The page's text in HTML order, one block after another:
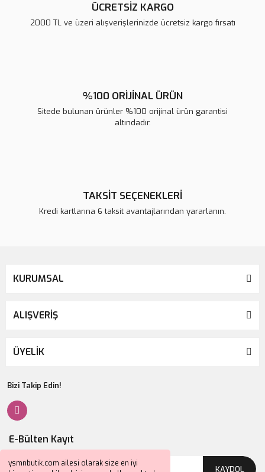
ysmnbutik.com ailesi olarak size en iyi
ÜCRETSİZ KARGO
2000 TL ve üzeri alışverişlerinizde ücretsiz kargo fırsatı
%100 ORİJİNAL ÜRÜN
Sitede bulunan ürünler %100 orijinal ürün garantisi
altındadır.
TAKSİT SEÇENEKLERİ
Kredi kartlarına 6 taksit avantajlarından yararlanın.
KURUMSAL
ALIŞVERİŞ
ÜYELİK
Bizi Takip Edin!
E-Bülten Kayıt
KAYDOL